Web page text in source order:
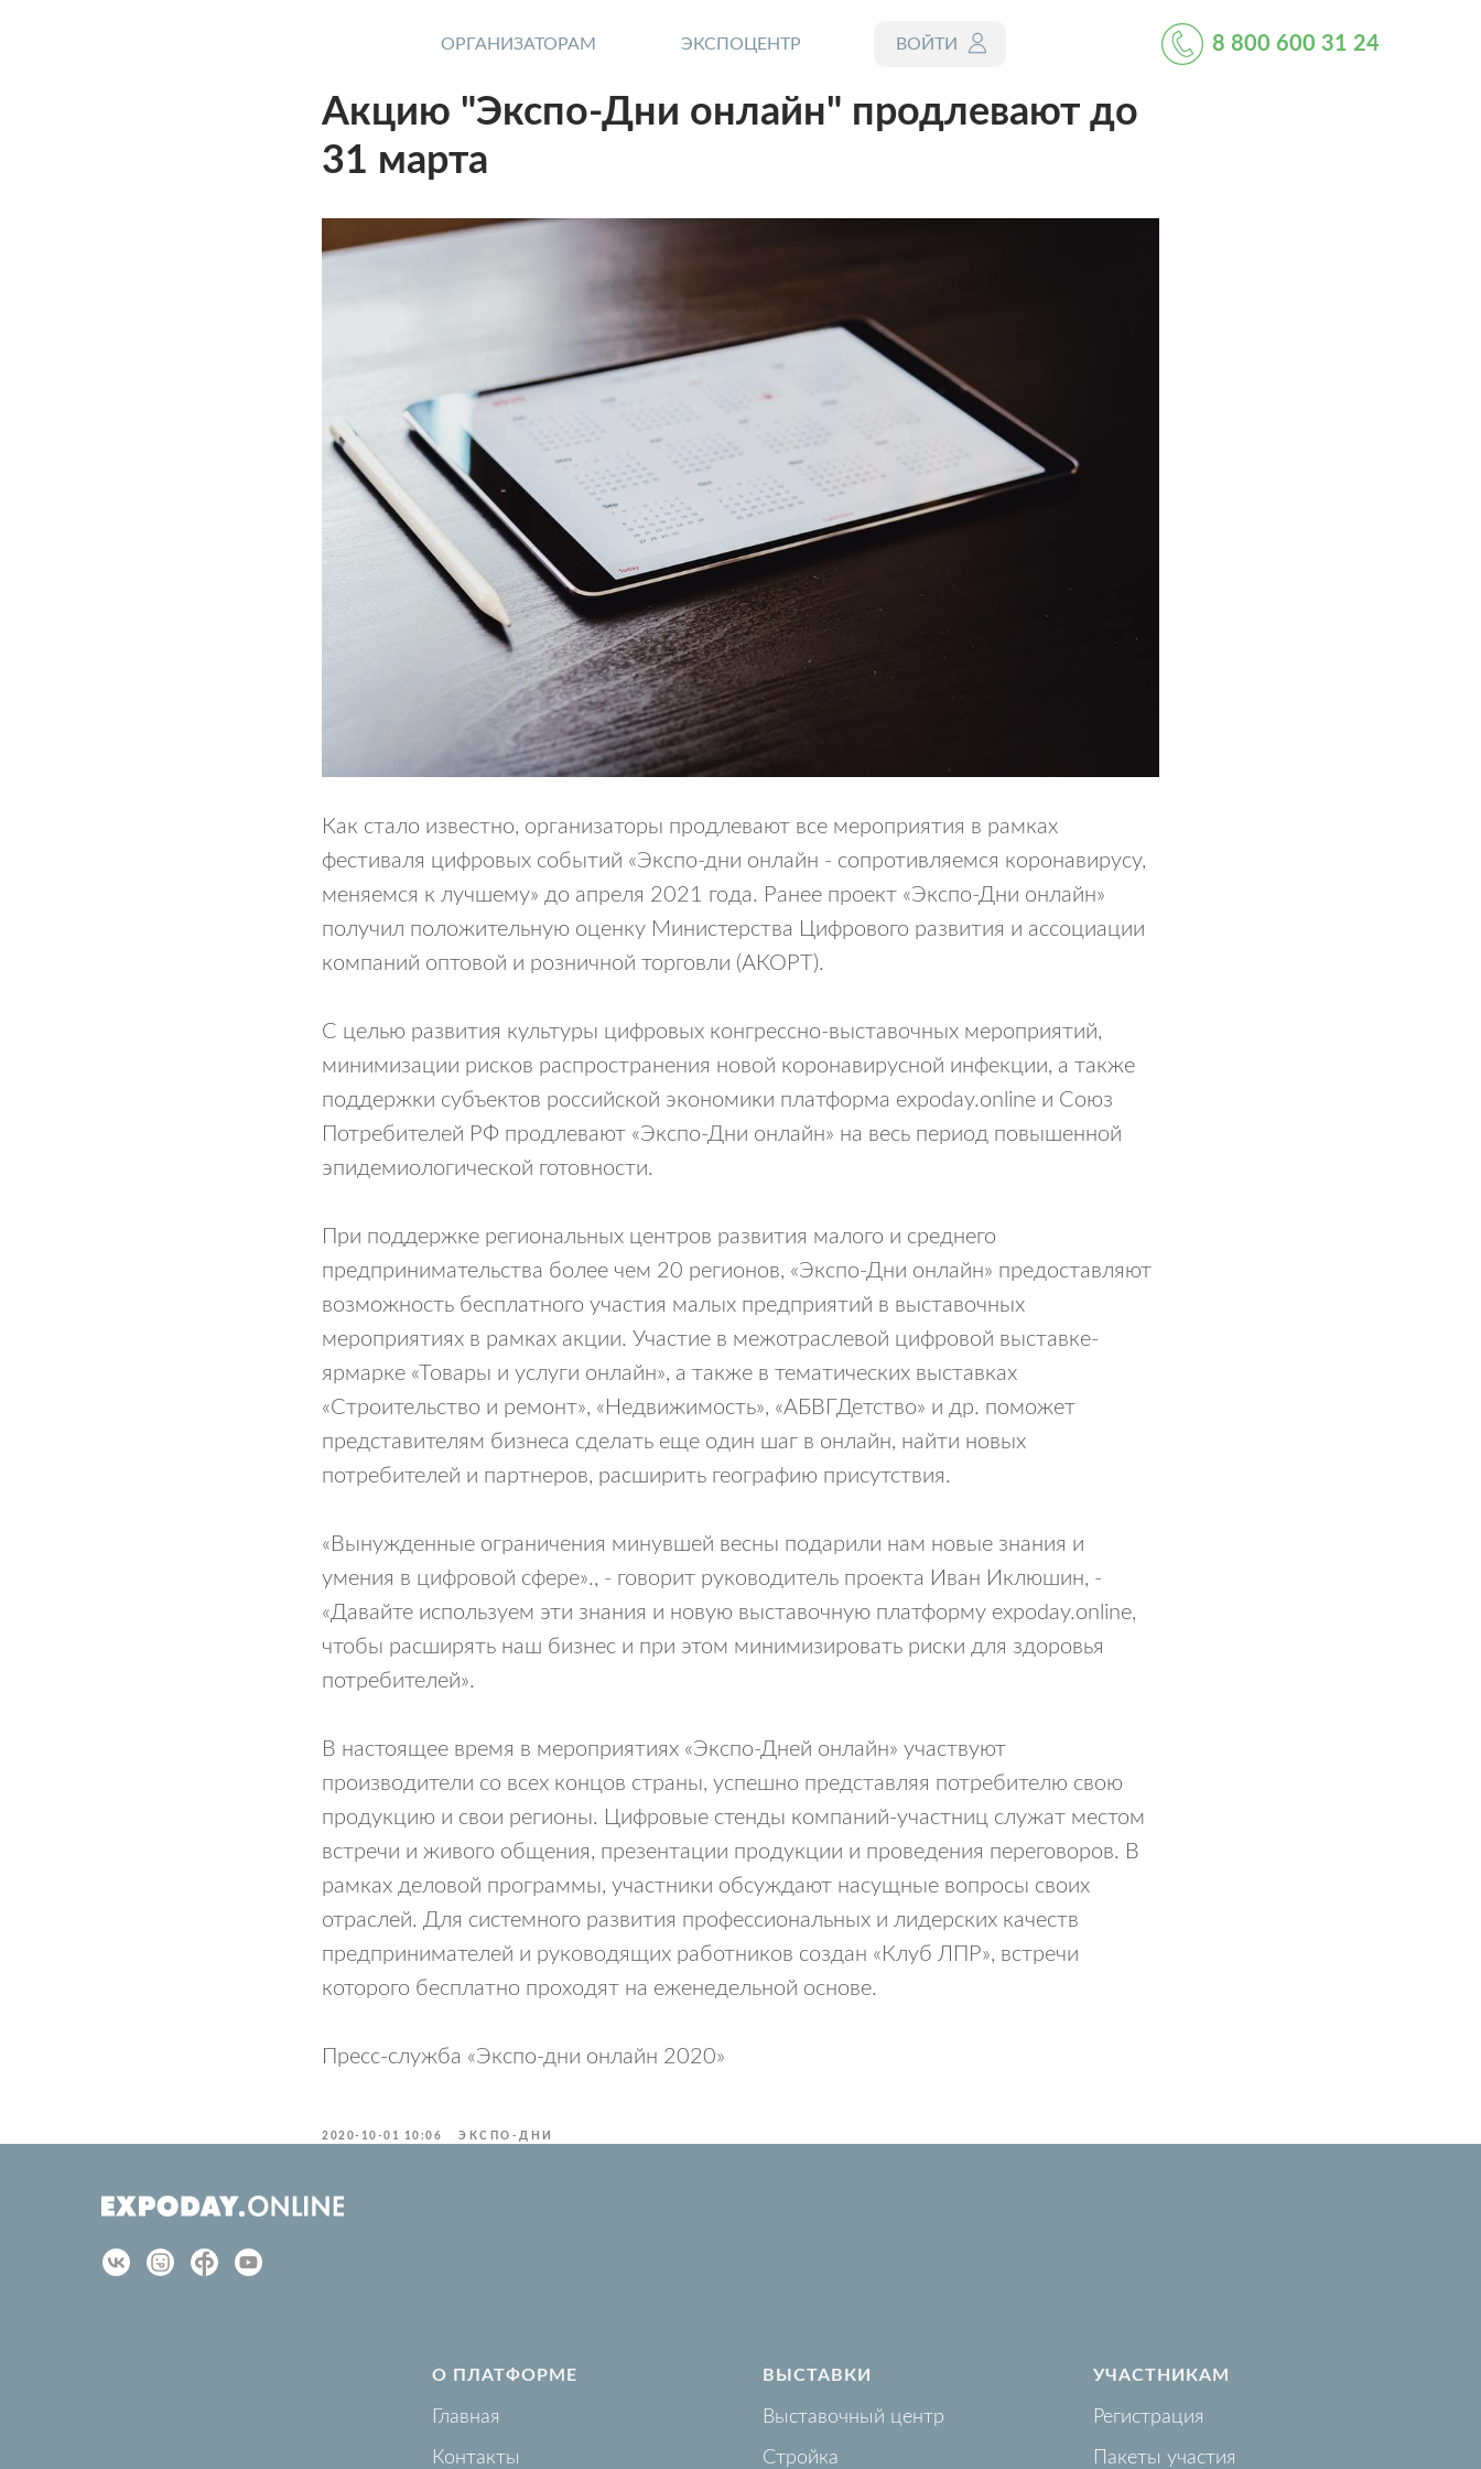
ВОЙТИ
ОРГАНИЗАТОРАМ ЭКСПОЦЕНТР 8 800 600 31 24
Акцию "Экспо-Дни онлайн" продлевают до
31 марта
Как стало известно, организаторы продлевают все мероприятия в рамках
фестиваля цифровых событий «Экспо-дни онлайн - сопротивляемся коронавирусу,
меняемся к лучшему» до апреля 2021 года. Ранее проект «Экспо-Дни онлайн»
получил положительную оценку Министерства Цифрового развития и ассоциации
компаний оптовой и розничной торговли (АКОРТ).
С целью развития культуры цифровых конгрессно-выставочных мероприятий,
минимизации рисков распространения новой коронавирусной инфекции, а также
поддержки субъектов российской экономики платформа expoday.online и Союз
Потребителей РФ продлевают «Экспо-Дни онлайн» на весь период повышенной
эпидемиологической готовности.
При поддержке региональных центров развития малого и среднего
предпринимательства более чем 20 регионов, «Экспо-Дни онлайн» предоставляют
возможность бесплатного участия малых предприятий в выставочных
мероприятиях в рамках акции. Участие в межотраслевой цифровой выставке-
ярмарке «Товары и услуги онлайн», а также в тематических выставках
«Строительство и ремонт», «Недвижимость», «АБВГДетство» и др. поможет
представителям бизнеса сделать еще один шаг в онлайн, найти новых
потребителей и партнеров, расширить географию присутствия.
«Вынужденные ограничения минувшей весны подарили нам новые знания и
умения в цифровой сфере»., - говорит руководитель проекта Иван Иклюшин, -
«Давайте используем эти знания и новую выставочную платформу expoday.online,
чтобы расширять наш бизнес и при этом минимизировать риски для здоровья
потребителей».
В настоящее время в мероприятиях «Экспо-Дней онлайн» участвуют
производители со всех концов страны, успешно представляя потребителю свою
продукцию и свои регионы. Цифровые стенды компаний-участниц служат местом
встречи и живого общения, презентации продукции и проведения переговоров. В
рамках деловой программы, участники обсуждают насущные вопросы своих
отраслей. Для системного развития профессиональных и лидерских качеств
предпринимателей и руководящих работников создан «Клуб ЛПР», встречи
которого бесплатно проходят на еженедельной основе.
Пресс-служба «Экспо-дни онлайн 2020»
2020-10-01 10:06 ЭКСПО-ДНИ
О ПЛАТФОРМЕ
Главная
Контакты
ВЫСТАВКИ
Выставочный центр
Стройка
УЧАСТНИКАМ
Регистрация
Пакеты участия